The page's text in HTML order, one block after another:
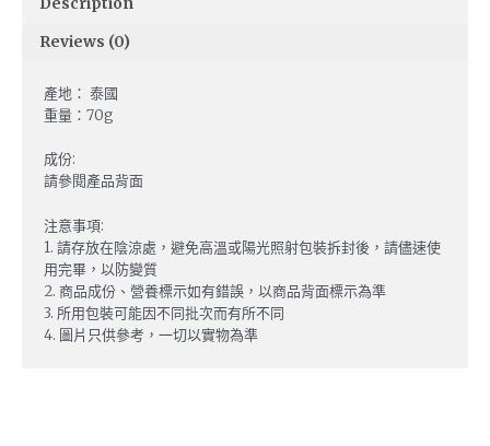
Reviews (0)
產地： 泰國
重量：70g
成份:
請參閱產品背面
注意事項:
1. 請存放在陰涼處，避免高溫或陽光照射包裝拆封後，請儘速使
用完畢，以防變質
2. 商品成份、營養標示如有錯誤，以商品背面標示為準
3. 所用包裝可能因不同批次而有所不同
4. 圖片只供參考，一切以實物為準